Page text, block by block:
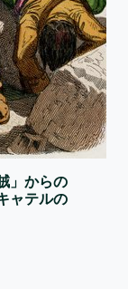
」からの
ャテルの